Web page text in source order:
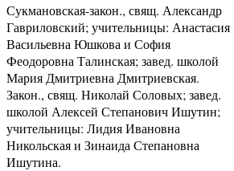
Сукмановская-закон., свящ. Александр
Гавриловский; учительницы: Анастасия
Васильевна Юшкова и София
Феодоровна Талинская; завед. школой
Мария Дмитриевна Дмитриевская.
Закон., свящ. Николай Соловых; завед.
школой Алексей Степанович Ишутин;
учительницы: Лидия Ивановна
Никольская и Зинаида Степановна
Ишутина.